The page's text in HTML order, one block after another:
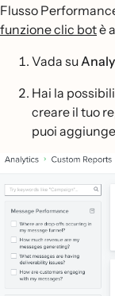
Flusso
funzione clic botè
Vada su
Hai la
creare il tuo
puoi